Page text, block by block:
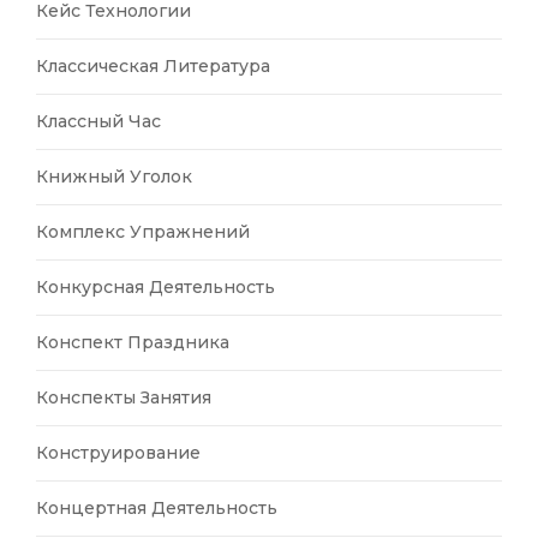
Кейс Технологии
Классическая Литература
Классный Час
Книжный Уголок
Комплекс Упражнений
Конкурсная Деятельность
Конспект Праздника
Конспекты Занятия
Конструирование
Концертная Деятельность